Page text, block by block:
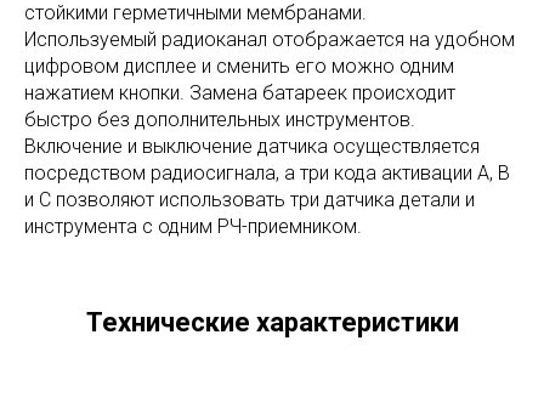
стойкими герметичными мембранами.
Используемый радиоканал отображается на удобном
цифровом дисплее и сменить его можно одним
нажатием кнопки. Замена батареек происходит
быстро без дополнительных инструментов.
Включение и выключение датчика осуществляется
посредством радиосигнала, а три кода активации A, B
и C позволяют использовать три датчика детали и
инструмента с одним РЧ-приемником.
Технические характеристики